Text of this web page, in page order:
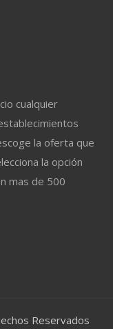
cualquier
la oferta que
la opción
mas de 500
Reservados